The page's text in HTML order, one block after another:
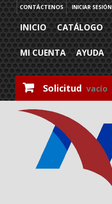
INICIAR SESIÓN
CONTÁCTENOS
INICIO CATÁLOGO
MI CUENTA AYUDA
Solicitud vacío